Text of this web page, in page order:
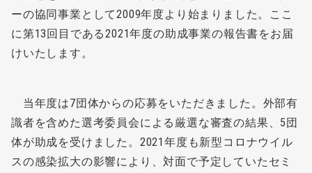
ーの協同事業として2009年度より始まりました。ここ
に第13回目である2021年度の助成事業の報告書をお届
けいたします。
当年度は7団体からの応募をいただきました。外部有
識者を含めた選考委員会による厳選な審査の結果、5団
体が助成を受けました。2021年度も新型コロナウイル
スの感染拡大の影響により、対面で予定していたセミ